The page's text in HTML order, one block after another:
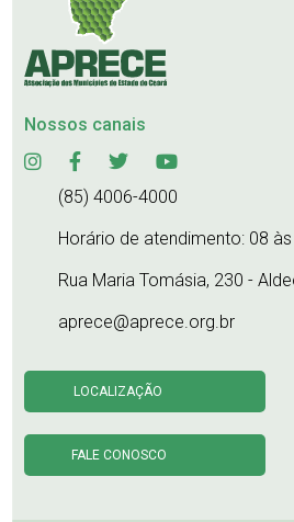
Nossos canais
(85) 4006-4000
Horário de atendimento: 08
Rua Maria Tomásia, 230 -
aprece@aprece.org.br
LOCALIZAÇÃO
FALE CONOSCO